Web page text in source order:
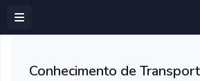
Conhecimento de